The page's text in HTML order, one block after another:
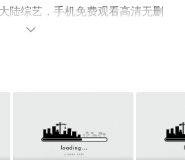
陆综艺，手机免费观看高清无删
瓜影院，更多相关信息可移步至
